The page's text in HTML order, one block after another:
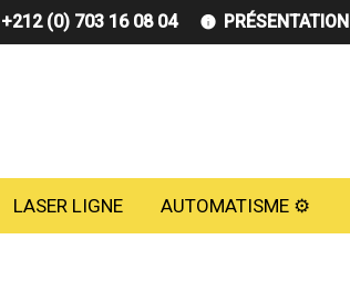
(0) 703 16 08 04 PRÉSENTATION
LASER LIGNE AUTOMATISME ⚙️